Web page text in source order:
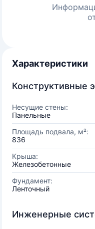
Характеристики
Конструктивные
Несущие стены:
Панельные
Площадь подвала, м²:
836
Крыша:
Железобетонные
Фундамент:
Ленточный
Инженерные